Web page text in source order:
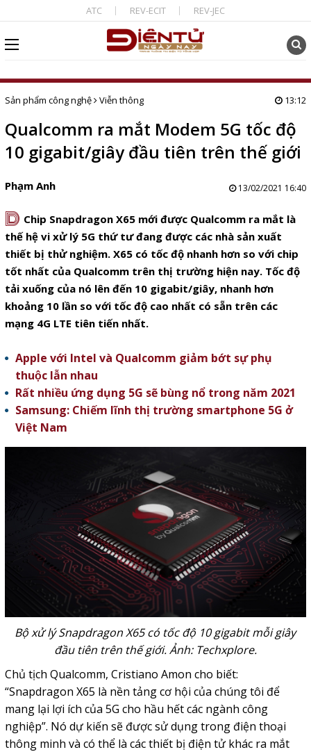
ATC REV-ECIT REV-JEC
Sản phẩm công nghệ Viễn thông 13:12
Qualcomm ra mắt Modem 5G tốc độ
10 gigabit/giây đầu tiên trên thế giới
Phạm Anh 13/02/2021 16:40
D Chip Snapdragon X65 mới được Qualcomm ra mắt là
thế hệ vi xử lý 5G thứ tư đang được các nhà sản xuất
thiết bị thử nghiệm. X65 có tốc độ nhanh hơn so với chip
tốt nhất của Qualcomm trên thị trường hiện nay. Tốc độ
tải xuống của nó lên đến 10 gigabit/giây, nhanh hơn
khoảng 10 lần so với tốc độ cao nhất có sẵn trên các
mạng 4G LTE tiên tiến nhất.
Apple với Intel và Qualcomm giảm bớt sự phụ
thuộc lẫn nhau
Rất nhiều ứng dụng 5G sẽ bùng nổ trong năm 2021
Samsung: Chiếm lĩnh thị trường smartphone 5G ở
Việt Nam
Bộ xử lý Snapdragon X65 có tốc độ 10 gigabit mỗi giây
đầu tiên trên thế giới. Ảnh: Techxplore.
Chủ tịch Qualcomm, Cristiano Amon cho biết:
“Snapdragon X65 là nền tảng cơ hội của chúng tôi để
mang lại lợi ích của 5G cho hầu hết các ngành công
nghiệp”. Nó dự kiến ​​sẽ được sử dụng trong điện thoại
thông minh và có thể là các thiết bị điện tử khác ra mắt